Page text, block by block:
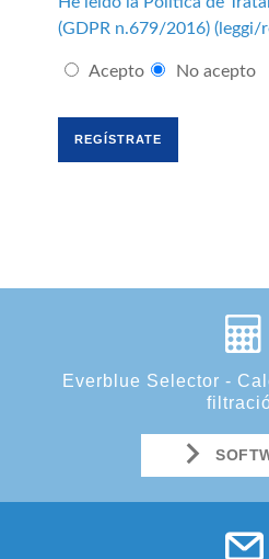
(GDPR n.679/2016) ( leggi/
Acepto No acepto
Everblue Selector -